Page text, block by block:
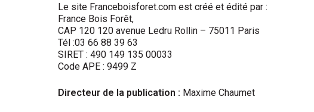
Le site Franceboisforet.com est créé et édité par :
France Bois Forêt,
CAP 120 120 avenue Ledru Rollin – 75011 Paris
Tél :03 66 88 39 63
SIRET : 490 149 135 00033
Code APE : 9499 Z
Directeur de la publication : Maxime Chaumet